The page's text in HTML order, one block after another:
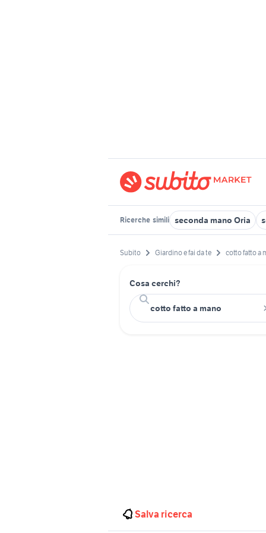
Ricerche simili seconda mano Oria
Subito Giardino e fai da te cotto fatto a
Cosa cerchi?
Salva ricerca